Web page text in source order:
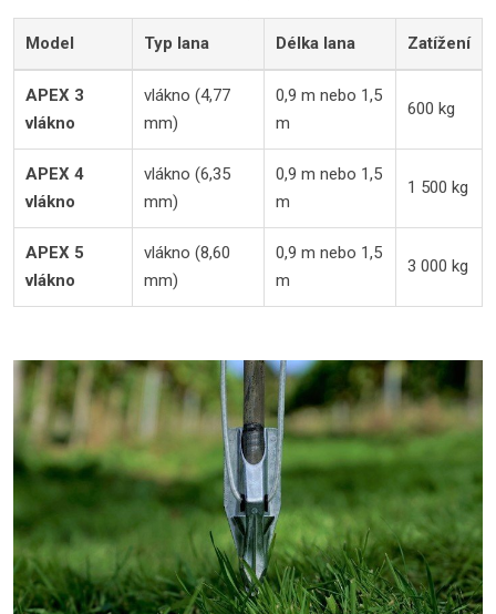
Model Typ lana Délka lana Zatížení
APEX 3
vlákno
vlákno (4,77
mm)
0,9 m nebo 1,5
m
600 kg
APEX 4
vlákno
vlákno (6,35
mm)
0,9 m nebo 1,5
m
1 500 kg
APEX 5
vlákno
vlákno (8,60
mm)
0,9 m nebo 1,5
m
3 000 kg